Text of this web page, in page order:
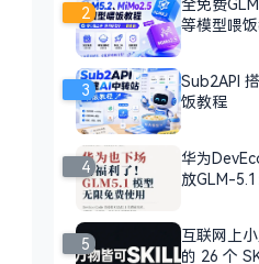
2
等模型喂
3
Sub2API
饭教程
4
华为
放GLM-5.1
5
互联网上
的 26 个